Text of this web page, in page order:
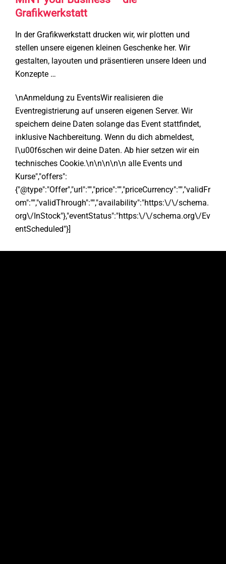
Grafikwerkstatt
In der Grafikwerkstatt drucken wir, wir plotten und
stellen unsere eigenen kleinen Geschenke her. Wir
gestalten, layouten und präsentieren unsere Ideen und
Konzepte …
\nAnmeldung zu EventsWir realisieren die
Eventregistrierung auf unseren eigenen Server. Wir
speichern deine Daten solange das Event stattfindet,
inklusive Nachbereitung. Wenn du dich abmeldest,
l\u00f6schen wir deine Daten. Ab hier setzen wir ein
technisches Cookie.\n\n\n\n\n alle Events und
Kurse","offers":
{"@type":"Offer","url":"","price":"","priceCurrency":"","validFr
om":"","validThrough":"","availability":"https:\/\/schema.
org\/InStock"},"eventStatus":"https:\/\/schema.org\/Ev
entScheduled"}]